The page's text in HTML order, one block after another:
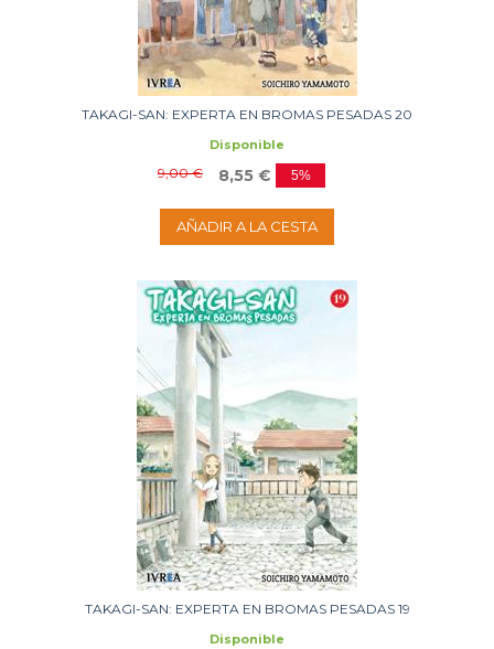
TAKAGI-SAN: EXPERTA EN BROMAS PESADAS 20
Disponible
9,00 € 8,55 € 5%
AÑADIR A LA CESTA
TAKAGI-SAN: EXPERTA EN BROMAS PESADAS 19
Disponible